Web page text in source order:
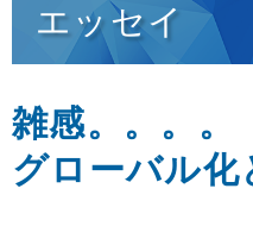
エッセイ
雑感。。。。
グローバル化